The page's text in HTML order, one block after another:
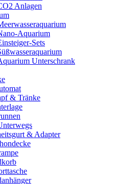
Anlagen
Aquarium
Sets
Unterschrank
& Tränke
& Adapter